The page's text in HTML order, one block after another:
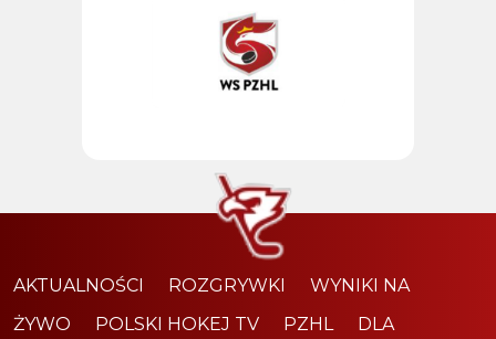
AKTUALNOŚCI ROZGRYWKI
WYNIKI NA
ŻYWO
POLSKI HOKEJ TV PZHL DLA